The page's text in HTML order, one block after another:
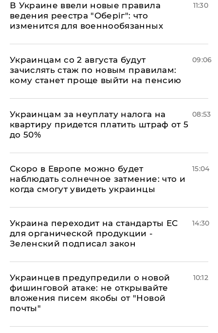
В Украине ввели новые правила
ведения реестра "Оберіг": что
изменится для военнообязанных
11:30
Украинцам со 2 августа будут
зачислять стаж по новым правилам:
кому станет проще выйти на пенсию
09:06
Украинцам за неуплату налога на
квартиру придется платить штраф от 5
до 50%
08:53
Скоро в Европе можно будет
наблюдать солнечное затмение: что и
когда смогут увидеть украинцы
15:04
Украина переходит на стандарты ЕС
для органической продукции -
Зеленский подписал закон
14:30
Украинцев предупредили о новой
фишинговой атаке: не открывайте
вложения писем якобы от "Новой
почты"
10:12